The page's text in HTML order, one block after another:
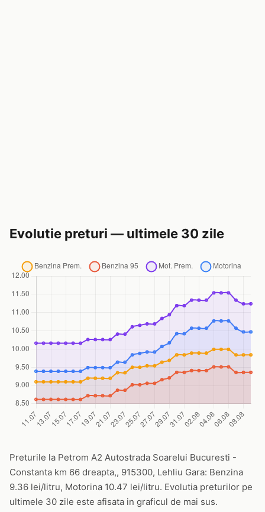
Evolutie preturi — ultimele 30 zile
Preturile la Petrom A2 Autostrada Soarelui Bucuresti -
Constanta km 66 dreapta,, 915300, Lehliu Gara: Benzina
9.36 lei/litru, Motorina 10.47 lei/litru. Evolutia preturilor pe
ultimele 30 zile este afisata in graficul de mai sus.